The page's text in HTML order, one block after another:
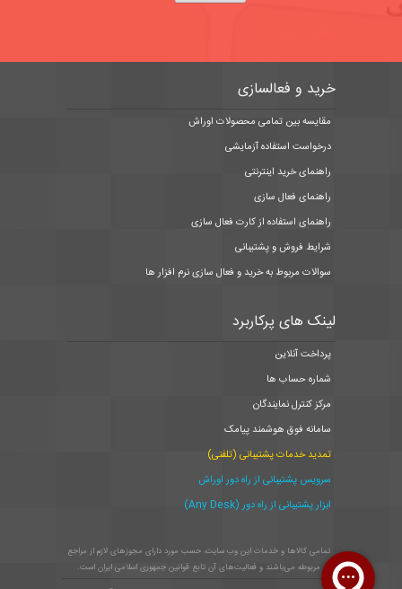
خرید و فعالسازی
مقایسه بین تمامی محصولات اوراش
درخواست استفاده آزمایشی
راهنمای خرید اینترنتی
راهنمای فعال سازی
راهنمای استفاده از کارت فعال سازی
شرایط فروش و پشتیبانی
سوالات مربوط به خرید و فعال سازی نرم افزار ها
لینک های پرکاربرد
پرداخت آنلاین
شماره حساب ها
مرکز کنترل نمایندگان
سامانه فوق هوشمند پیامک
تمدید خدمات پشتیبانی (تلفنی)
سرویس پشتیبانی از راه دور اوراش
ابزار پشتیبانی از راه دور (Any Desk)
تمامی كالاها و خدمات این وب سایت، حسب مورد دارای مجوزهای لازم از مراجع
مربوطه می‌باشند و فعالیت‌های آن تابع قوانین جمهوری اسلامی ایران است.